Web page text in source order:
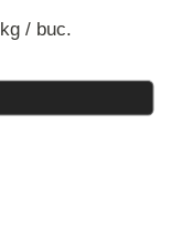
kg / buc.